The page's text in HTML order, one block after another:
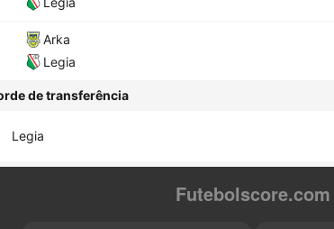
Arka
Legia
de transferência
Legia
Futebolscore.com